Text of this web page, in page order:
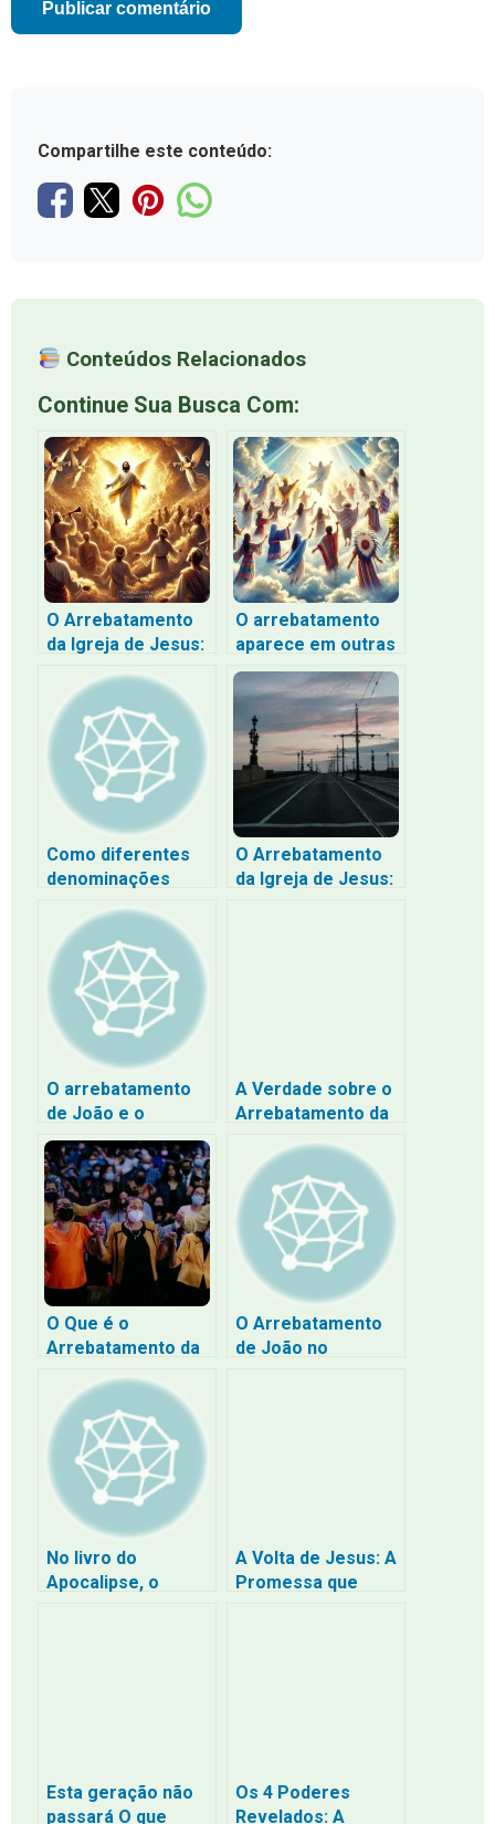
Compartilhe este conteúdo:
Conteúdos Relacionados
Continue Sua Busca Com:
O Arrebatamento
da Igreja de Jesus:
Quando Vai
Acontecer?
O arrebatamento
aparece em outras
religiões ?
Como diferentes
denominações
o arrebatamento
da Igreja?
O Arrebatamento
da Igreja de Jesus:
O arrebatamento
de João e o
arrebatamento da
Igreja está no
propósito, na
natureza e nas
implicações de
cada evento
A Verdade sobre o
Arrebatamento da
os Salvos de Jesus
O Que é o
Arrebatamento da
Acontecer: Uma
Perspectiva Bíblica
O Arrebatamento
de João no
No livro do
Apocalipse, o
A Volta de Jesus: A
Promessa que
Esta geração não
passará O que
Os 4 Poderes
Revelados: A